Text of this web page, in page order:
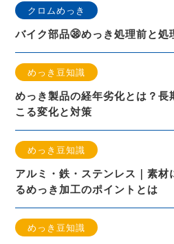
クロムめっき
バイク部品㊳めっき処理前と処
めっき豆知識
めっき製品の経年劣化とは？長
こる変化と対策
めっき豆知識
アルミ・鉄・ステンレス｜素材
るめっき加工のポイントとは
めっき豆知識